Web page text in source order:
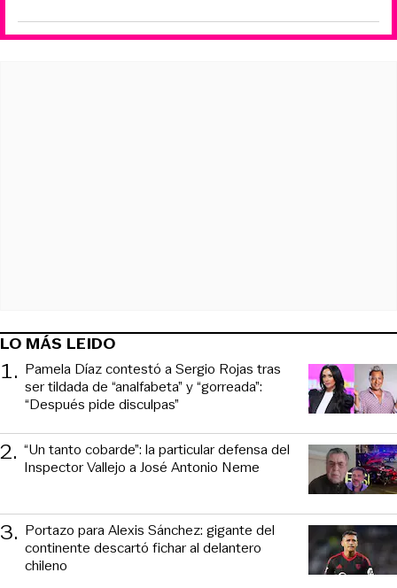
LO MÁS LEIDO
1. Pamela Díaz contestó a Sergio Rojas tras
ser tildada de “analfabeta” y “gorreada”:
“Después pide disculpas”
2. “Un tanto cobarde”: la particular defensa del
Inspector Vallejo a José Antonio Neme
3. Portazo para Alexis Sánchez: gigante del
continente descartó fichar al delantero
chileno